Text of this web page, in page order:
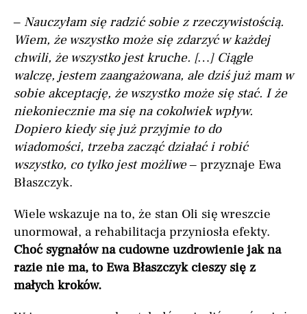
– Nauczyłam się radzić sobie z rzeczywistością.
Wiem, że wszystko może się zdarzyć w każdej
chwili, że wszystko jest kruche. […] Ciągle
walczę, jestem zaangażowana, ale dziś już mam w
sobie akceptację, że wszystko może się stać. I że
niekoniecznie ma się na cokolwiek wpływ.
Dopiero kiedy się już przyjmie to do
wiadomości, trzeba zacząć działać i robić
wszystko, co tylko jest możliwe– przyznaje Ewa
Błaszczyk.
Wiele wskazuje na to, że stan Oli się wreszcie
unormował, a rehabilitacja przyniosła efekty.
Choć sygnałów na cudowne uzdrowienie jak na
razie nie ma, to Ewa Błaszczyk cieszy się z
małych kroków.